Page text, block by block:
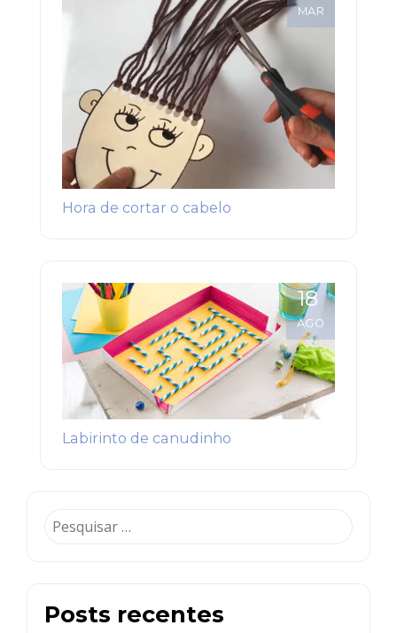
MAR
Hora de cortar o cabelo
18
AGO
Labirinto de canudinho
Pesquisar
Posts recentes